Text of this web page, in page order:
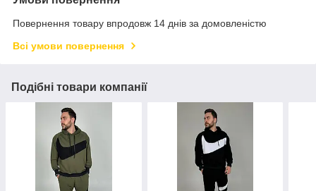
Повернення товару впродовж 14 днів за домовленістю
Всі умови повернення
Подібні товари компанії